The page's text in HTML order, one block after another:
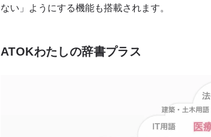
ない」ようにする機能も搭載されます。
ATOKわたしの辞書プラス